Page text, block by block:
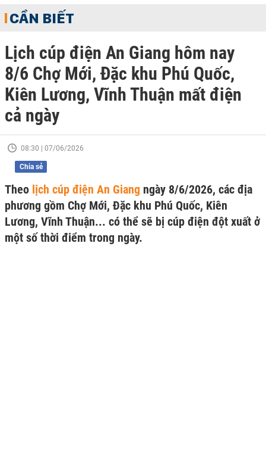
CẦN BIẾT
Lịch cúp điện An Giang hôm nay
8/6 Chợ Mới, Đặc khu Phú Quốc,
Kiên Lương, Vĩnh Thuận mất điện
cả ngày
08:30 | 07/06/2026
Chia sẻ
Theo lịch cúp điện An Giang ngày 8/6/2026, các địa
phương gồm Chợ Mới, Đặc khu Phú Quốc, Kiên
Lương, Vĩnh Thuận... có thể sẽ bị cúp điện đột xuất ở
một số thời điểm trong ngày.